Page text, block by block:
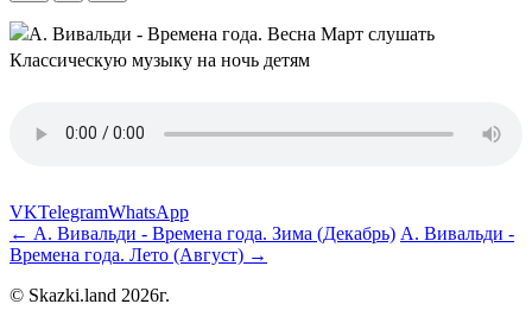
VKTelegramWhatsApp
← А. Вивальди - Времена года. Зима (Декабрь) А. Вивальди -
Времена года. Лето (Август) →
© Skazki.land 2026г.